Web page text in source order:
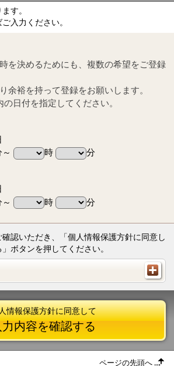
す。
入力ください。
を決めるためにも、複数の希望をご登録
余裕を持って登録をお願いします。
日付を指定してください。
時
分
時 分
認いただき、「個人情報保護方針に同意し
ボタンを押してください。
情報保護方針に同意して
力内容を確認する
ページの先頭へ